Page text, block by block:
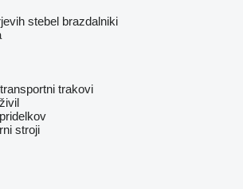
stebel brazdalniki
transportni trakovi
stroji